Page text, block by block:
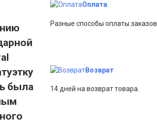
была
Оплата
Разные способы оплаты заказов.
Возврат
14 дней на возврат товара.